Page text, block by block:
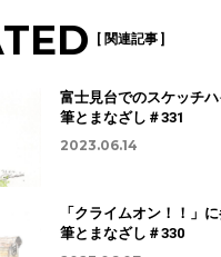
[ 関連記事 ]
富士見台でのスケッチハ
筆とまなざし＃331
2023.06.14
「クライムオン！！」
筆とまなざし＃330